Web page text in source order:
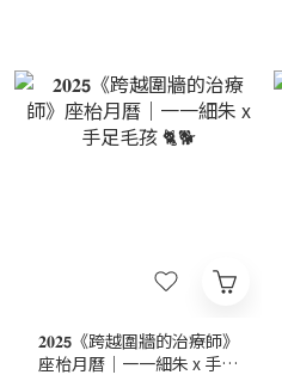
𝟐𝟎𝟐𝟱《跨越圍牆的治療師》
座枱月曆｜一一細朱 x 手足